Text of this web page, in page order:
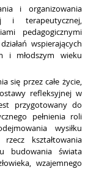
i organizowania
i terapeutycznej,
pedagogicznymi
wspierających
i młodszym wieku
się przez całe życie,
refleksyjnej w
przygotowany do
pełnienia roli
wysiłku
kształtowania
budowania świata
wzajemnego